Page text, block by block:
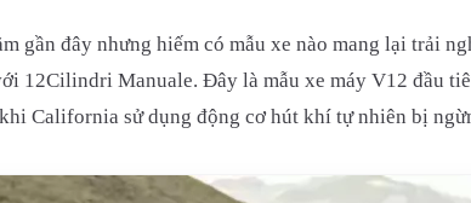
gần đây nhưng hiếm có mẫu xe nào mang lại trải
12Cilindri Manuale. Đây là mẫu xe máy V12 đầu
California sử dụng động cơ hút khí tự nhiên bị